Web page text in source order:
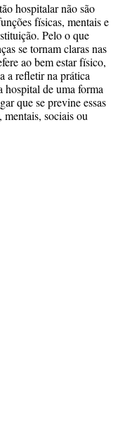
hospitalar não são
físicas, mentais e
Pelo o que
se tornam claras nas
ao bem estar físico,
a refletir na prática
hospital de uma forma
que se previne essas
mentais, sociais ou